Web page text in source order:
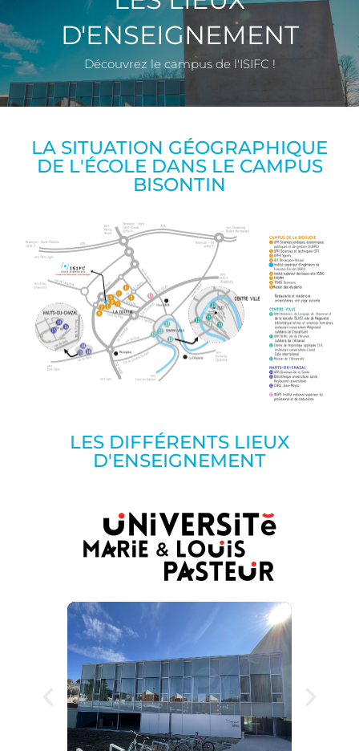
D'ENSEIGNEMENT
Découvrez le campus de l'ISIFC !
LA SITUATION GÉOGRAPHIQUE
DE L'ÉCOLE DANS LE CAMPUS
BISONTIN
LES DIFFÉRENTS LIEUX
D'ENSEIGNEMENT